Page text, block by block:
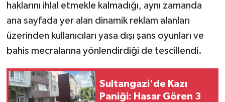
haklarını ihlal etmekle kalmadığı, aynı zamanda
ana sayfada yer alan dinamik reklam alanları
üzerinden kullanıcıları yasa dışı şans oyunları ve
bahis mecralarına yönlendirdiği de tescillendi.
Sultangazi'de Kazı
Paniği: Hasar Gören 3